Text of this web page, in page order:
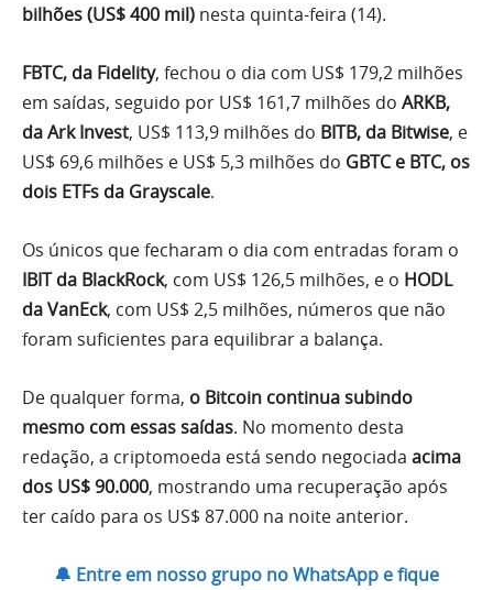
bilhões (US$ 400 mil) nesta quinta-feira (14).
FBTC, da Fidelity, fechou o dia com US$ 179,2 milhões
em saídas, seguido por US$ 161,7 milhões do ARKB,
da Ark Invest, US$ 113,9 milhões do BITB, da Bitwise, e
US$ 69,6 milhões e US$ 5,3 milhões do GBTC e BTC, os
dois ETFs da Grayscale.
Os únicos que fecharam o dia com entradas foram o
IBIT da BlackRock, com US$ 126,5 milhões, e o HODL
da VanEck, com US$ 2,5 milhões, números que não
foram suficientes para equilibrar a balança.
De qualquer forma, o Bitcoin continua subindo
mesmo com essas saídas. No momento desta
redação, a criptomoeda está sendo negociada acima
dos US$ 90.000, mostrando uma recuperação após
ter caído para os US$ 87.000 na noite anterior.
🔔 Entre em nosso grupo no WhatsApp e fique